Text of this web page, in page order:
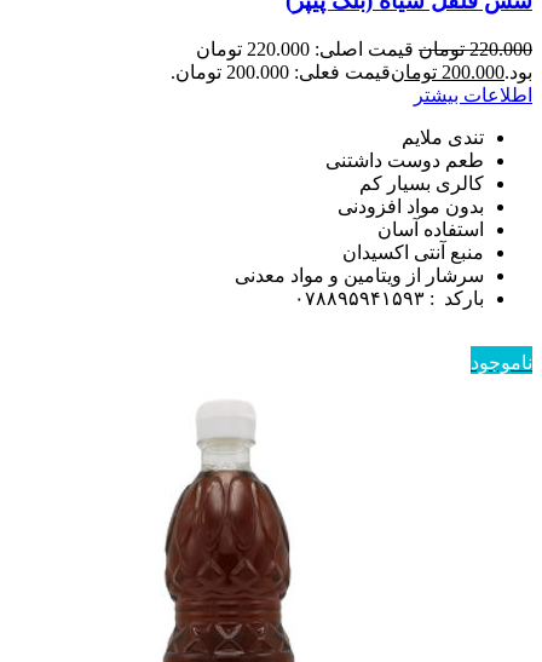
220.000 تومان
قیمت اصلی: 220.000 تومان
بود.200.000 تومانقیمت فعلی: 200.000 تومان.
اطلاعات بیشتر
تندی ملایم
طعم دوست داشتنی
کالری بسیار کم
بدون مواد افزودنی
استفاده آسان
منبع آنتی اکسیدان
سرشار از ویتامین و مواد معدنی
بارکد : ۰۷۸۸۹۵۹۴۱۵۹۳
ناموجود